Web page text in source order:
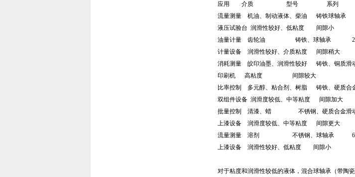
应用 介质 型号 系列
流量测量 机油、制动液体、柴油 铸铁
液压试验台 润滑性较好、低粘度 间隙小
油量计量 齿轮油 铸铁、球轴承 2
计量设备 润滑性较好、介质粘度 间隙稍大
消耗测量 皎印油墨、润滑性较好 铸铁、铜质
印刷机 高粘度 间隙较大
比率控制 多元醇、粘合剂、树脂 铸铁、硬质合
双组件设备 润滑度较低、中等粘度 间隙加大
批量控制 清漆、蜡 不锈钢、硬质合金滑
上漆设备 润滑度较低、中等粘度 间隙更大
流量测量 溶剂 不锈钢、球轴承 6
上漆设备 润滑性较好、低粘度 间隙小
对于粘度和润滑性较低的液体，混合球轴承（带陶